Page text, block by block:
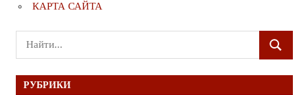
КАРТА САЙТА
Поиск
для:
ПОИСК
РУБРИКИ